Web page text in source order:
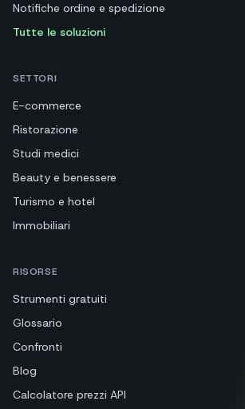
Notifiche ordine e spedizione
Tutte le soluzioni
SETTORI
E-commerce
Ristorazione
Studi medici
Beauty e benessere
Turismo e hotel
Immobiliari
RISORSE
Strumenti gratuiti
Glossario
Confronti
Blog
Calcolatore prezzi API